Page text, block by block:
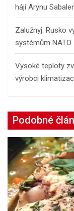
hájí Arynu
Zalužnyj: Rusko
systémům NATO
Vysoké teploty
výrobci
Podobné